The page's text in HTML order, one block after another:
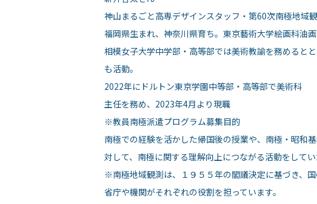
神山まるごと高専デザインスタッフ・第60次南極地域
福岡県生まれ、神奈川県育ち。東京藝術大学絵画科油画
相模女子大学中学部・高等部では美術教諭を務めると
も活動。
2022年にドルトン東京学園中等部・高等部で美術科
主任を務め、2023年4月より現職
※教員南極派遣プログラム募集目的
南極での経験を活かした帰国後の授業や、南極・昭和
対して、南極に関する理解向上につながる活動をしてい
※南極地域観測は、１９５５年の閣議決定に基づき、
省庁や機関がそれぞれの役割を担っています。